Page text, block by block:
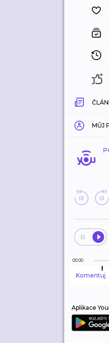
MŮJ
00:00
Komentuj
Aplikace